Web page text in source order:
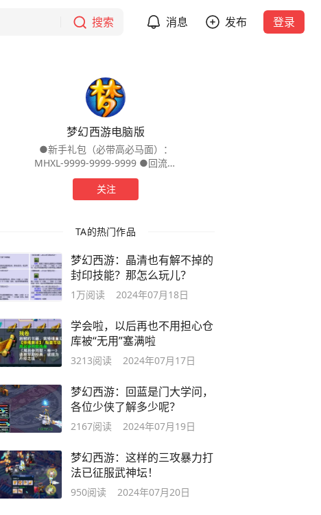
搜索 消息 发布 登录
梦幻西游电脑版
●新手礼包（必带高必马面）：
MHXL-9999-9999-9999 ●回流礼
包（28天未登录梦幻可领取）：
ZXQY-6666-6666-6666 梦幻西游电
脑版官方头条号
关注
TA的热门作品
梦幻西游：晶清也有解不掉的
封印技能？那怎么玩儿？
1万阅读 2024年07月18日
学会啦，以后再也不用担心仓
库被“无用”塞满啦
3213阅读 2024年07月17日
梦幻西游：回蓝是门大学问，
各位少侠了解多少呢？
2167阅读 2024年07月19日
梦幻西游：这样的三攻暴力打
法已征服武神坛！
950阅读 2024年07月20日